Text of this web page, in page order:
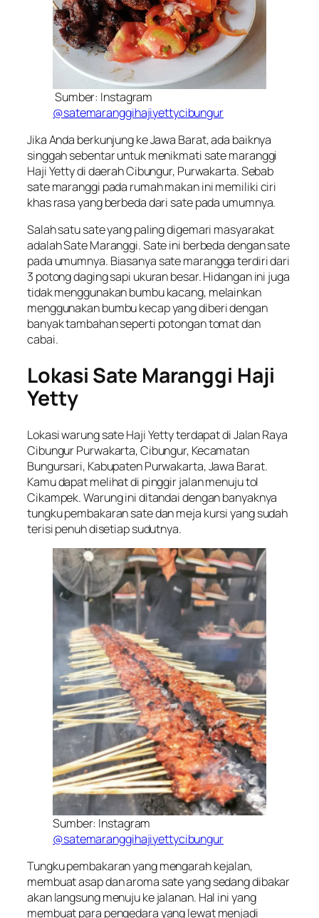
Sumber: Instagram
@satemaranggihajiyettycibungur
Jika Anda berkunjung ke Jawa Barat, ada baiknya
singgah sebentar untuk menikmati sate maranggi
Haji Yetty di daerah Cibungur, Purwakarta. Sebab
sate maranggi pada rumah makan ini memiliki ciri
khas rasa yang berbeda dari sate pada umumnya.
Salah satu sate yang paling digemari masyarakat
adalah Sate Maranggi. Sate ini berbeda dengan sate
pada umumnya. Biasanya sate marangga terdiri dari
3 potong daging sapi ukuran besar. Hidangan ini juga
tidak menggunakan bumbu kacang, melainkan
menggunakan bumbu kecap yang diberi dengan
banyak tambahan seperti potongan tomat dan
cabai.
Lokasi Sate Maranggi Haji
Yetty
Lokasi warung sate Haji Yetty terdapat di Jalan Raya
Cibungur Purwakarta, Cibungur, Kecamatan
Bungursari, Kabupaten Purwakarta, Jawa Barat.
Kamu dapat melihat di pinggir jalan menuju tol
Cikampek. Warung ini ditandai dengan banyaknya
tungku pembakaran sate dan meja kursi yang sudah
terisi penuh disetiap sudutnya.
Sumber: Instagram
@satemaranggihajiyettycibungur
Tungku pembakaran yang mengarah kejalan,
membuat asap dan aroma sate yang sedang dibakar
akan langsung menuju ke jalanan. Hal ini yang
membuat para pengedara yang lewat menjadi